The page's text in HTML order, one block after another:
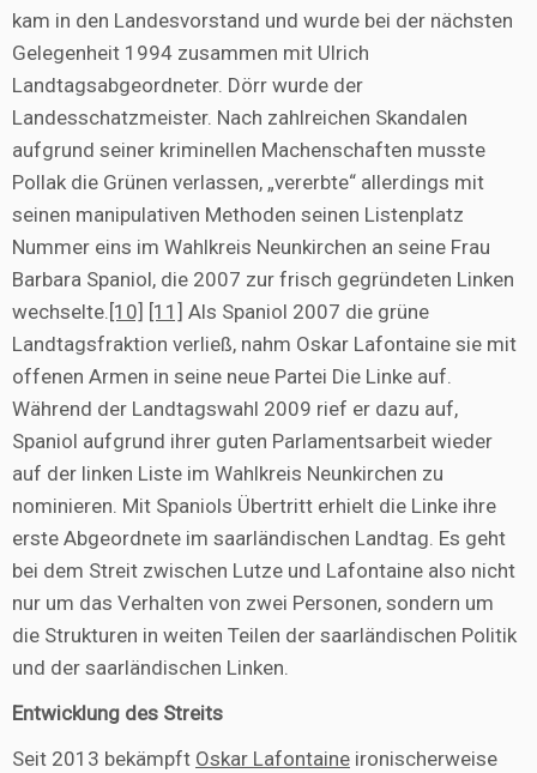
kam in den Landesvorstand und wurde bei der nächsten
Gelegenheit 1994 zusammen mit Ulrich
Landtagsabgeordneter. Dörr wurde der
Landesschatzmeister. Nach zahlreichen Skandalen
aufgrund seiner kriminellen Machenschaften musste
Pollak die Grünen verlassen, „vererbte“ allerdings mit
seinen manipulativen Methoden seinen Listenplatz
Nummer eins im Wahlkreis Neunkirchen an seine Frau
Barbara Spaniol, die 2007 zur frisch gegründeten Linken
wechselte. [10] [11] Als Spaniol 2007 die grüne
Landtagsfraktion verließ, nahm Oskar Lafontaine sie mit
offenen Armen in seine neue Partei Die Linke auf.
Während der Landtagswahl 2009 rief er dazu auf,
Spaniol aufgrund ihrer guten Parlamentsarbeit wieder
auf der linken Liste im Wahlkreis Neunkirchen zu
nominieren. Mit Spaniols Übertritt erhielt die Linke ihre
erste Abgeordnete im saarländischen Landtag. Es geht
bei dem Streit zwischen Lutze und Lafontaine also nicht
nur um das Verhalten von zwei Personen, sondern um
die Strukturen in weiten Teilen der saarländischen Politik
und der saarländischen Linken.
Entwicklung des Streits
Seit 2013 bekämpft Oskar Lafontaine ironischerweise